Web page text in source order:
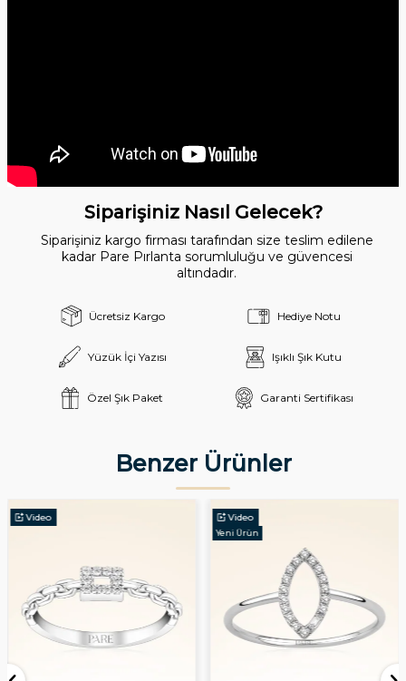
Siparişiniz Nasıl Gelecek?
Siparişiniz kargo firması tarafından size teslim edilene
kadar Pare Pırlanta sorumluluğu ve güvencesi
altındadır.
Ücretsiz Kargo Hediye Notu
Yüzük İçi Yazısı Işıklı Şık Kutu
Özel Şık Paket Garanti Sertifikası
Benzer Ürünler
Video Video
Yeni Ürün